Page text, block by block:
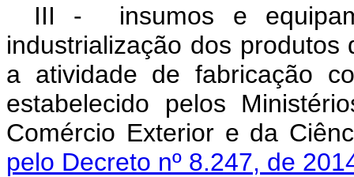
III - insumos e
industrialização dos
a atividade de fabricação
estabelecido pelos
Comércio Exterior e da
pelo Decreto nº 8.247, de